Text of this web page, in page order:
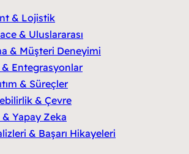
& Lojistik
& Uluslararası
& Müşteri Deneyimi
Entegrasyonlar
& Süreçler
& Çevre
Yapay Zeka
& Başarı Hikayeleri